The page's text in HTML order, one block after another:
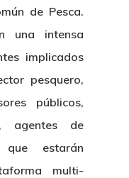
de Pesca.
una intensa
implicados
pesquero,
públicos,
agentes de
estarán
multi-